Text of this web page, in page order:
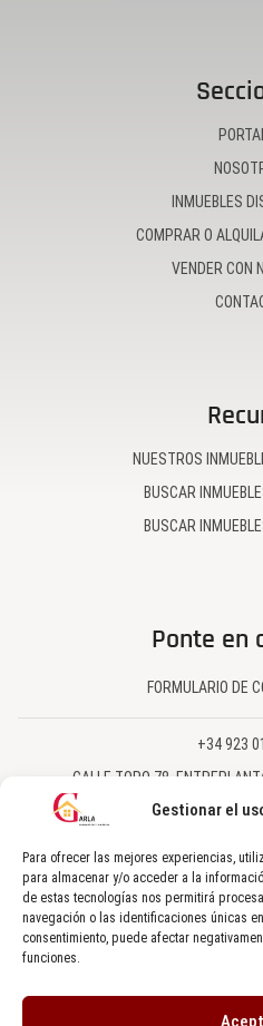
Gestionar el
Para ofrecer las mejores experiencias,
para almacenar y/o acceder a la
de estas tecnologías nos permitirá
navegación o las identificaciones únicas
consentimiento, puede afectar
funciones.
INMUEBLES
COMPRAR O
VENDER CON
NUESTROS
BUSCAR
BUSCAR
Ponte en
FORMULARIO DE
+34 923
CALLE TORO 78,
SÍGUENOS EN